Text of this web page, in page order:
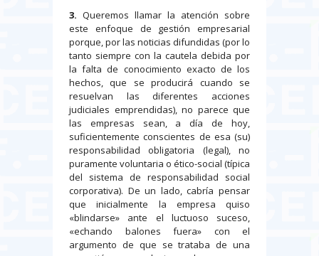
3. Queremos llamar la atención sobre
este enfoque de gestión empresarial
porque, por las noticias difundidas (por lo
tanto siempre con la cautela debida por
la falta de conocimiento exacto de los
hechos, que se producirá cuando se
resuelvan las diferentes acciones
judiciales emprendidas), no parece que
las empresas sean, a día de hoy,
suficientemente conscientes de esa (su)
responsabilidad obligatoria (legal), no
puramente voluntaria o ético-social (típica
del sistema de responsabilidad social
corporativa). De un lado, cabría pensar
que inicialmente la empresa quiso
«blindarse» ante el luctuoso suceso,
«echando balones fuera» con el
argumento de que se trataba de una